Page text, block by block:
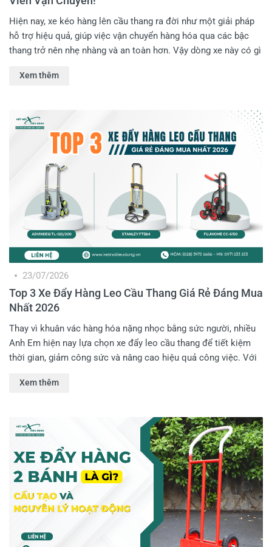
Hiện nay, xe kéo hàng lên cầu thang ra đời như một giải pháp
hỗ trợ hiệu quả, giúp việc vận chuyển hàng hóa qua các bậc
thang trở nên nhẹ nhàng và an toàn hơn. Vậy dòng xe này có gì
chuyển lựa chọn sử dụng đến vậy? Trong bài viết này, Kết Nối
Xem thêm
Top 3 Xe Đẩy Hàng Leo Cầu Thang Giá Rẻ Đáng Mua
Nhất 2026
23/07/2026
Thay vì khuân vác hàng hóa nặng nhọc bằng sức người, nhiều
Anh Em hiện nay lựa chọn xe đẩy leo cầu thang để tiết kiệm
thời gian, giảm công sức và nâng cao hiệu quả công việc. Với
việc chọn sản phẩm phù hợp có thể khiến không ít người phân
mẫu xe đẩy hàng leo cầu thang giá tốt, đáng mua nhất năm
2026 để Anh Em tham khảo.
Xem thêm